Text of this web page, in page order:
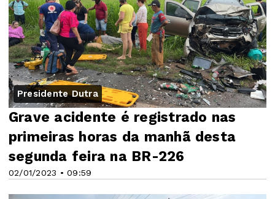
Presidente Dutra
02/01/2023 • 09:59
Grave acidente é registrado nas
primeiras horas da manhã desta
segunda feira na BR-226